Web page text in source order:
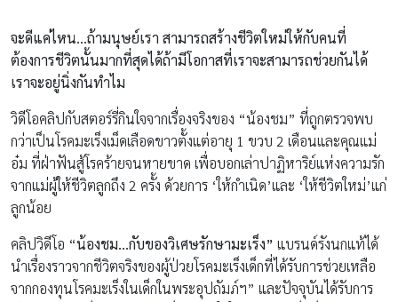
จะดีแค่ไหน…ถ้ามนุษย์เรา สามารถสร้างชีวิตใหม่ให้กับคนที่
ต้องการชีวิตนั้นมากที่สุดได้ถ้ามีโอกาสที่เราจะสามารถช่วยกันได้
เราจะอยู่นิ่งกันทำไม
วิดีโอคลิปกับสตอร์รี่กินใจจากเรื่องจริงของ “น้องชม” ที่ถูกตรวจพบ
กว่าเป็นโรคมะเร็งเม็ดเลือดขาวตั้งแต่อายุ 1 ขวบ 2 เดือนและคุณแม่
อ๋ม ที่ฝ่าฟันสู้โรคร้ายจนหายขาด เพื่อบอกเล่าปาฏิหาริย์แห่งความรัก
จากแม่ผู้ให้ชีวิตลูกถึง 2 ครั้ง ด้วยการ ‘ให้กำเนิด’และ ‘ให้ชีวิตใหม่’แก่
ลูกน้อย
คลิปวิดีโอ “น้องชม…กับของวิเศษรักษามะเร็ง” แบรนด์รังนกแท้ได้
นำเรื่องราวจากชีวิตจริงของผู้ป่วยโรคมะเร็งเด็กที่ได้รับการช่วยเหลือ
จากกองทุนโรคมะเร็งในเด็กในพระอุปถัมภ์ฯ” และปัจจุบันได้รับการ